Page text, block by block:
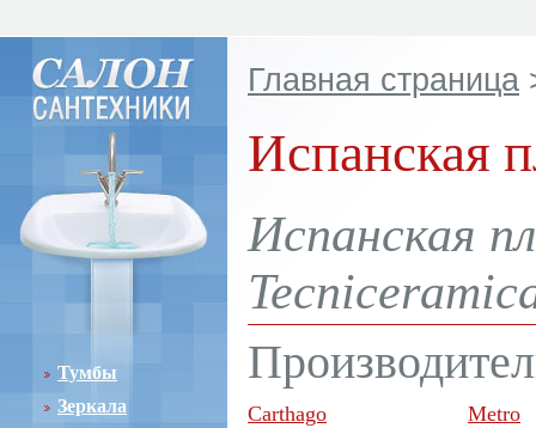
Тумбы
Зеркала
Главная страница
Испанская
Испанская
Carthago Metro